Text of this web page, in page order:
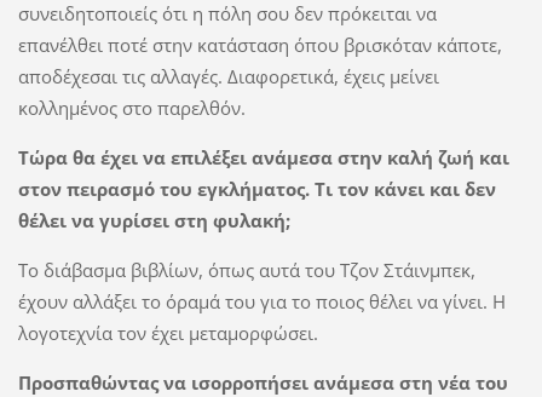
συνειδητοποιείς ότι η πόλη σου δεν πρόκειται να
επανέλθει ποτέ στην κατάσταση όπου βρισκόταν κάποτε,
αποδέχεσαι τις αλλαγές. Διαφορετικά, έχεις μείνει
κολλημένος στο παρελθόν.
Τώρα θα έχει να επιλέξει ανάμεσα στην καλή ζωή και
στον πειρασμό του εγκλήματος. Τι τον κάνει και δεν
θέλει να γυρίσει στη φυλακή;
Το διάβασμα βιβλίων, όπως αυτά του Τζον Στάινμπεκ,
έχουν αλλάξει το όραμά του για το ποιος θέλει να γίνει. Η
λογοτεχνία τον έχει μεταμορφώσει.
Προσπαθώντας να ισορροπήσει ανάμεσα στη νέα του